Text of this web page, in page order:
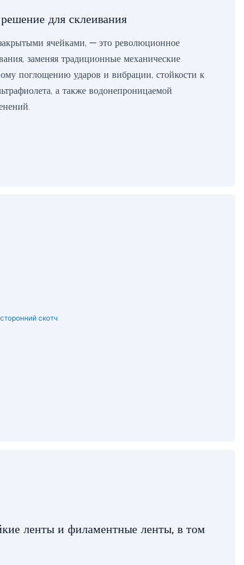
для склеивания
ячейками, — это революционное
заменяя традиционные механические
поглощению ударов и вибрации, стойкости к
а также водонепроницаемой
ленты и филаментные ленты, в том